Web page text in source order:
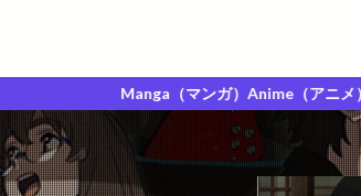
（マンガ）Anime（アニメ）GAme（ゲーム）